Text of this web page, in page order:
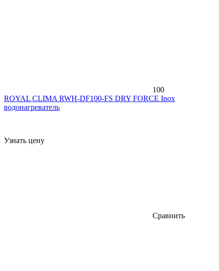
100
ROYAL CLIMA RWH-DF100-FS DRY FORCE Inox
водонагреватель
Узнать цену
Сравнить